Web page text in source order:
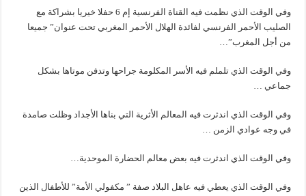
وفي الوقت الذي نظمت فيه القناة الفرنسية إم 6 حفلا خيريا بشراكة مع
الصليب الأحمر الفرنسي لفائدة الهلال الأحمر المغربي تحت عنوان” جميعا
من أجل المغرب”…
وفي الوقت الذي تلملم فيه الأسر المكلومة جراحها وتدفن موتاها بشكل
جماعي …
وفي الوقت الذي اندثرت فيه المعالم الأثرية التي بناها الأجداد وظلت صامدة
في وجه عوادي الزمن …
وفي الوقت الذي اندثرت فيه بعض معالم الحضارة الموحدية…
وفي الوقت الذي يعطي فيه عاهل البلاد صفة ” مكفولي الأمة” للأطفال الذين